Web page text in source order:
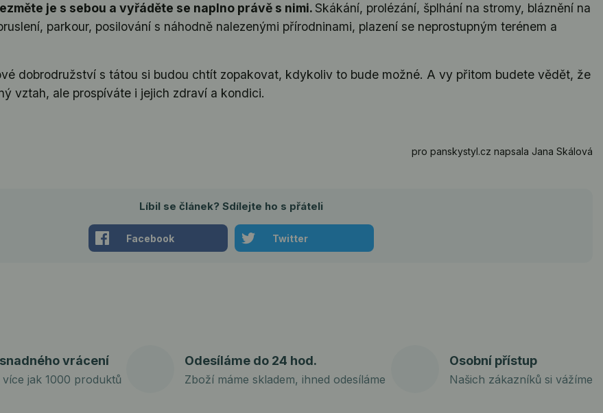
je s sebou a vyřáděte se naplno právě s nimi. Skákání, prolézání, šplhání na stromy, bláznění na
parkour, posilování s náhodně nalezenými přírodninami, plazení se neprostupným terénem a
dobrodružství s tátou si budou chtít zopakovat, kdykoliv to bude možné. A vy přitom budete vědět, že
vztah, ale prospíváte i jejich zdraví a kondici.
pro panskystyl.cz napsala Jana Skálová
Líbil se článek? Sdílejte ho s přáteli
Facebook Twitter
vrácení
jak 1000 produktů
Odesíláme do 24 hod.
Zboží máme skladem, ihned odesíláme
Osobní přístup
Našich zákazníků si vážíme